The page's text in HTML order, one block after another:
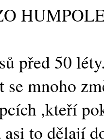
před 50
se mnoho
,kteří
asi to dělají